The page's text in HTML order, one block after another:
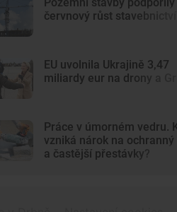
červnový růst stavebnictví
EU uvolnila Ukrajině 3,47
miliardy eur na drony a
Práce v úmorném vedru.
vzniká nárok na ochranný
a častější přestávky?